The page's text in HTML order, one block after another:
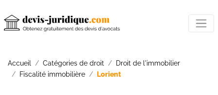
Accueil Catégories de droit
Droit de l'immobilier
Fiscalité immobilière
Lorient